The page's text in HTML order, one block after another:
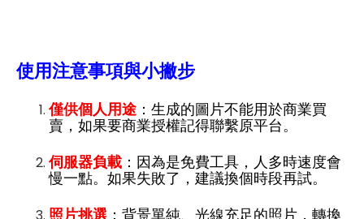
使用注意事項與小撇步
僅供個人用途 ：生成的圖片不能用於商業買
賣，如果要商業授權記得聯繫原平台。
伺服器負載 ：因為是免費工具，人多時速度會
慢一點。如果失敗了，建議換個時段再試。
照片挑選 ：背景單純、光線充足的照片，轉換